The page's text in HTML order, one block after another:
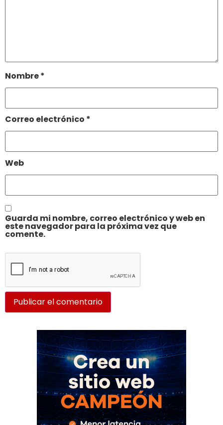
Nombre*
Correo electrónico *
Web
Guarda mi nombre, correo electrónico y web en
este navegador para la próxima vez que
comente.